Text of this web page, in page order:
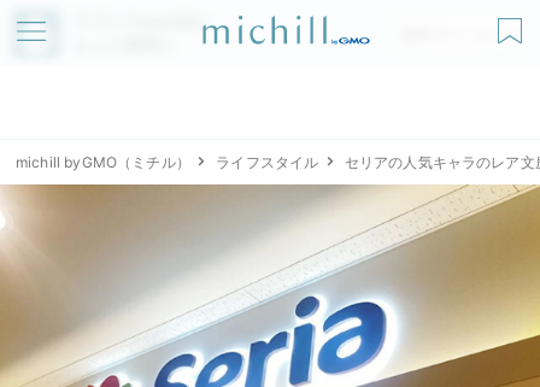
アプリでmichillが
無料ダウンロード
michill byGMO（ミチル） ライフスタイル セリアの人気キャラのレア文